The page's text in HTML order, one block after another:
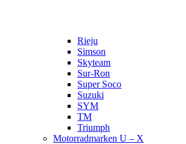
Rieju
Simson
Skyteam
Sur-Ron
Super Soco
Suzuki
SYM
TM
Triumph
Motorradmarken U – X